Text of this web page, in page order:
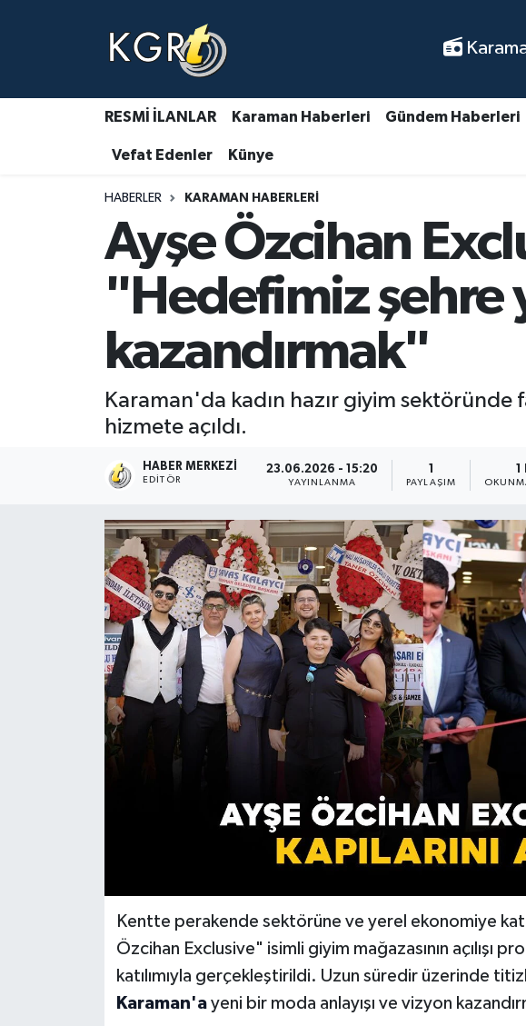
RESMİ İLANLAR Karaman Haberleri Gündem Haberleri
Vefat Edenler Künye
HABERLER KARAMAN HABERLERI
Ayşe Özcihan
"Hedefimiz şehre
kazandırmak"
Karaman'da kadın hazır giyim
hizmete açıldı.
HABER MERKEZI
EDITÖR
23.06.2026 - 15:20
YAYINLANMA
1
PAYLAŞIM
1
Kentte perakende sektörüne ve yerel ekonomiye
Özcihan Exclusive" isimli giyim mağazasının açılışı
katılımıyla gerçekleştirildi. Uzun süredir üzerinde
Karaman'a yeni bir moda anlayışı ve vizyon
Karaman Haberleri
Gündem Haberleri
Güncel Haberler
Asayiş Haberleri
Ulusal Haberler
Vefat Edenler